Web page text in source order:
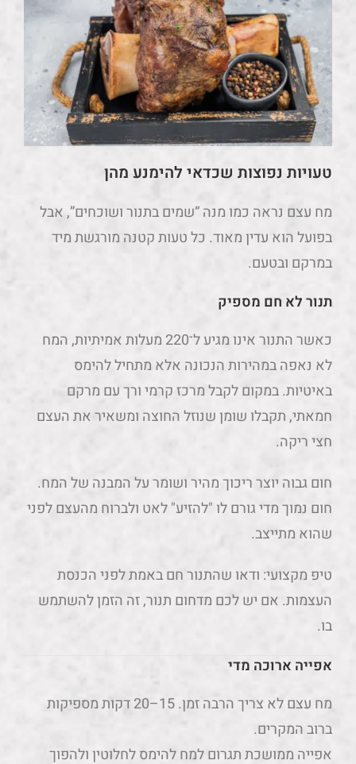
טעויות נפוצות שכדאי להימנע מהן
מח עצם נראה כמו מנה “שמים בתנור ושוכחים”, אבל
בפועל הוא עדין מאוד. כל טעות קטנה מורגשת מיד
במרקם ובטעם.
תנור לא חם מספיק
כאשר התנור אינו מגיע ל־220 מעלות אמיתיות, המח
לא נאפה במהירות הנכונה אלא מתחיל להימס
באיטיות. במקום לקבל מרכז קרמי ורך עם מרקם
חמאתי, תקבלו שומן שנוזל החוצה ומשאיר את העצם
חצי ריקה.
חום גבוה יוצר ריכוך מהיר ושומר על המבנה של המח.
חום נמוך מדי גורם לו "להזיע" לאט ולברוח מהעצם לפני
שהוא מתייצב.
טיפ מקצועי: ודאו שהתנור חם באמת לפני הכנסת
העצמות. אם יש לכם מדחום תנור, זה הזמן להשתמש
בו.
אפייה ארוכה מדי
מח עצם לא צריך הרבה זמן. 15–20 דקות מספיקות
ברוב המקרים.
אפייה ממושכת תגרום למח להימס לחלוטין ולהפוך